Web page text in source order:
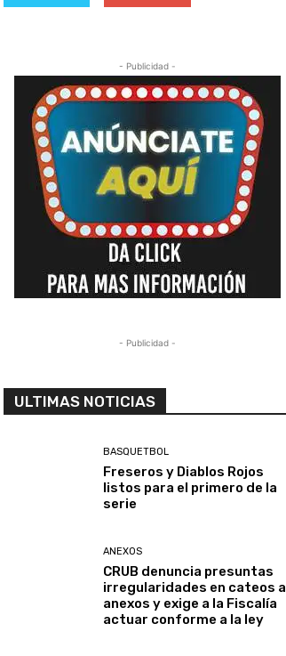
- Publicidad -
- Publicidad -
ULTIMAS NOTICIAS
BASQUETBOL
Freseros y Diablos Rojos
listos para el primero de la
serie
ANEXOS
CRUB denuncia presuntas
irregularidades en cateos a
anexos y exige a la Fiscalía
actuar conforme a la ley